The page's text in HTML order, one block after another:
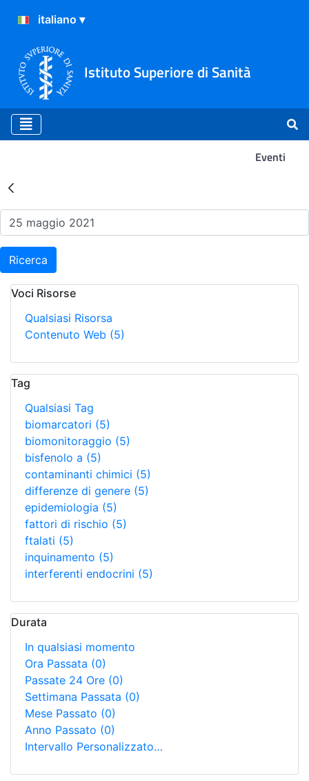
Istituto Superiore di Sanità
Eventi
Risultati della Ricerca -
Ricerca
Voci Risorse
Qualsiasi Risorsa
Contenuto Web (5)
Tag
Qualsiasi Tag
biomarcatori (5)
biomonitoraggio (5)
bisfenolo a (5)
contaminanti chimici (5)
differenze di genere (5)
epidemiologia (5)
fattori di rischio (5)
ftalati (5)
inquinamento (5)
interferenti endocrini (5)
Durata
In qualsiasi momento
Ora Passata (0)
Passate 24 Ore (0)
Settimana Passata (0)
Mese Passato (0)
Anno Passato (0)
Intervallo Personalizzato…